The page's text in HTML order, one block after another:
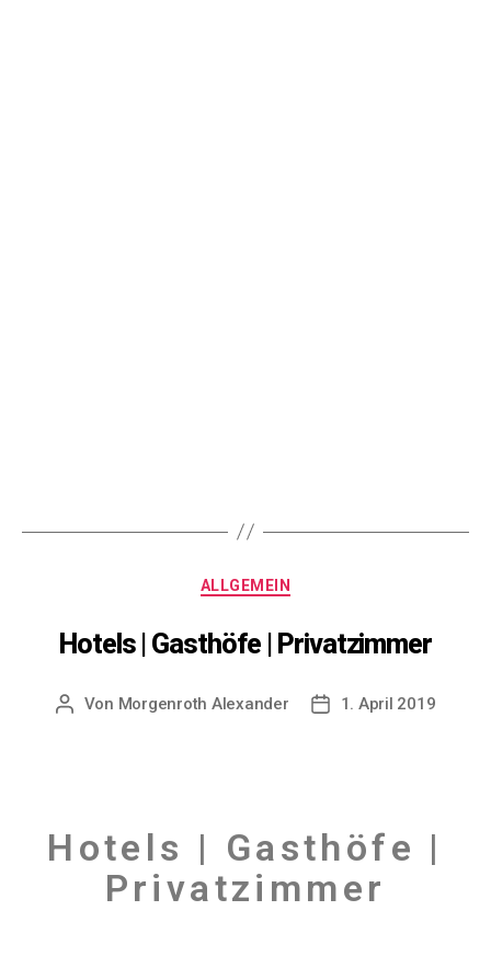
ALLGEMEIN
Hotels | Gasthöfe | Privatzimmer
Von Morgenroth Alexander 1. April 2019
Hotels | Gasthöfe |
Privatzimmer